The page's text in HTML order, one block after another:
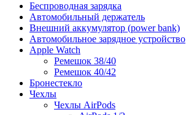
Беспроводная зарядка
Автомобильный держатель
Внешний аккумулятор (power bank)
Автомобильное зарядное устройство
Apple Watch
Ремешок 38/40
Ремешок 40/42
Бронестекло
Чехлы
Чехлы AirPods